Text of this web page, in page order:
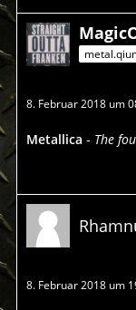
8. Februar 2018 um
Metallica - The
8. Februar 2018 um